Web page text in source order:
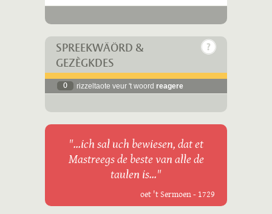
SPREEKWÄÖRD &
GEZÈGKDES
0 rizzeltaote veur 't woord reagere
"...ich sal uch bewiesen, dat et
Mastreegs de beste van alle de
taulen is..."
oet 't Sermoen - 1729